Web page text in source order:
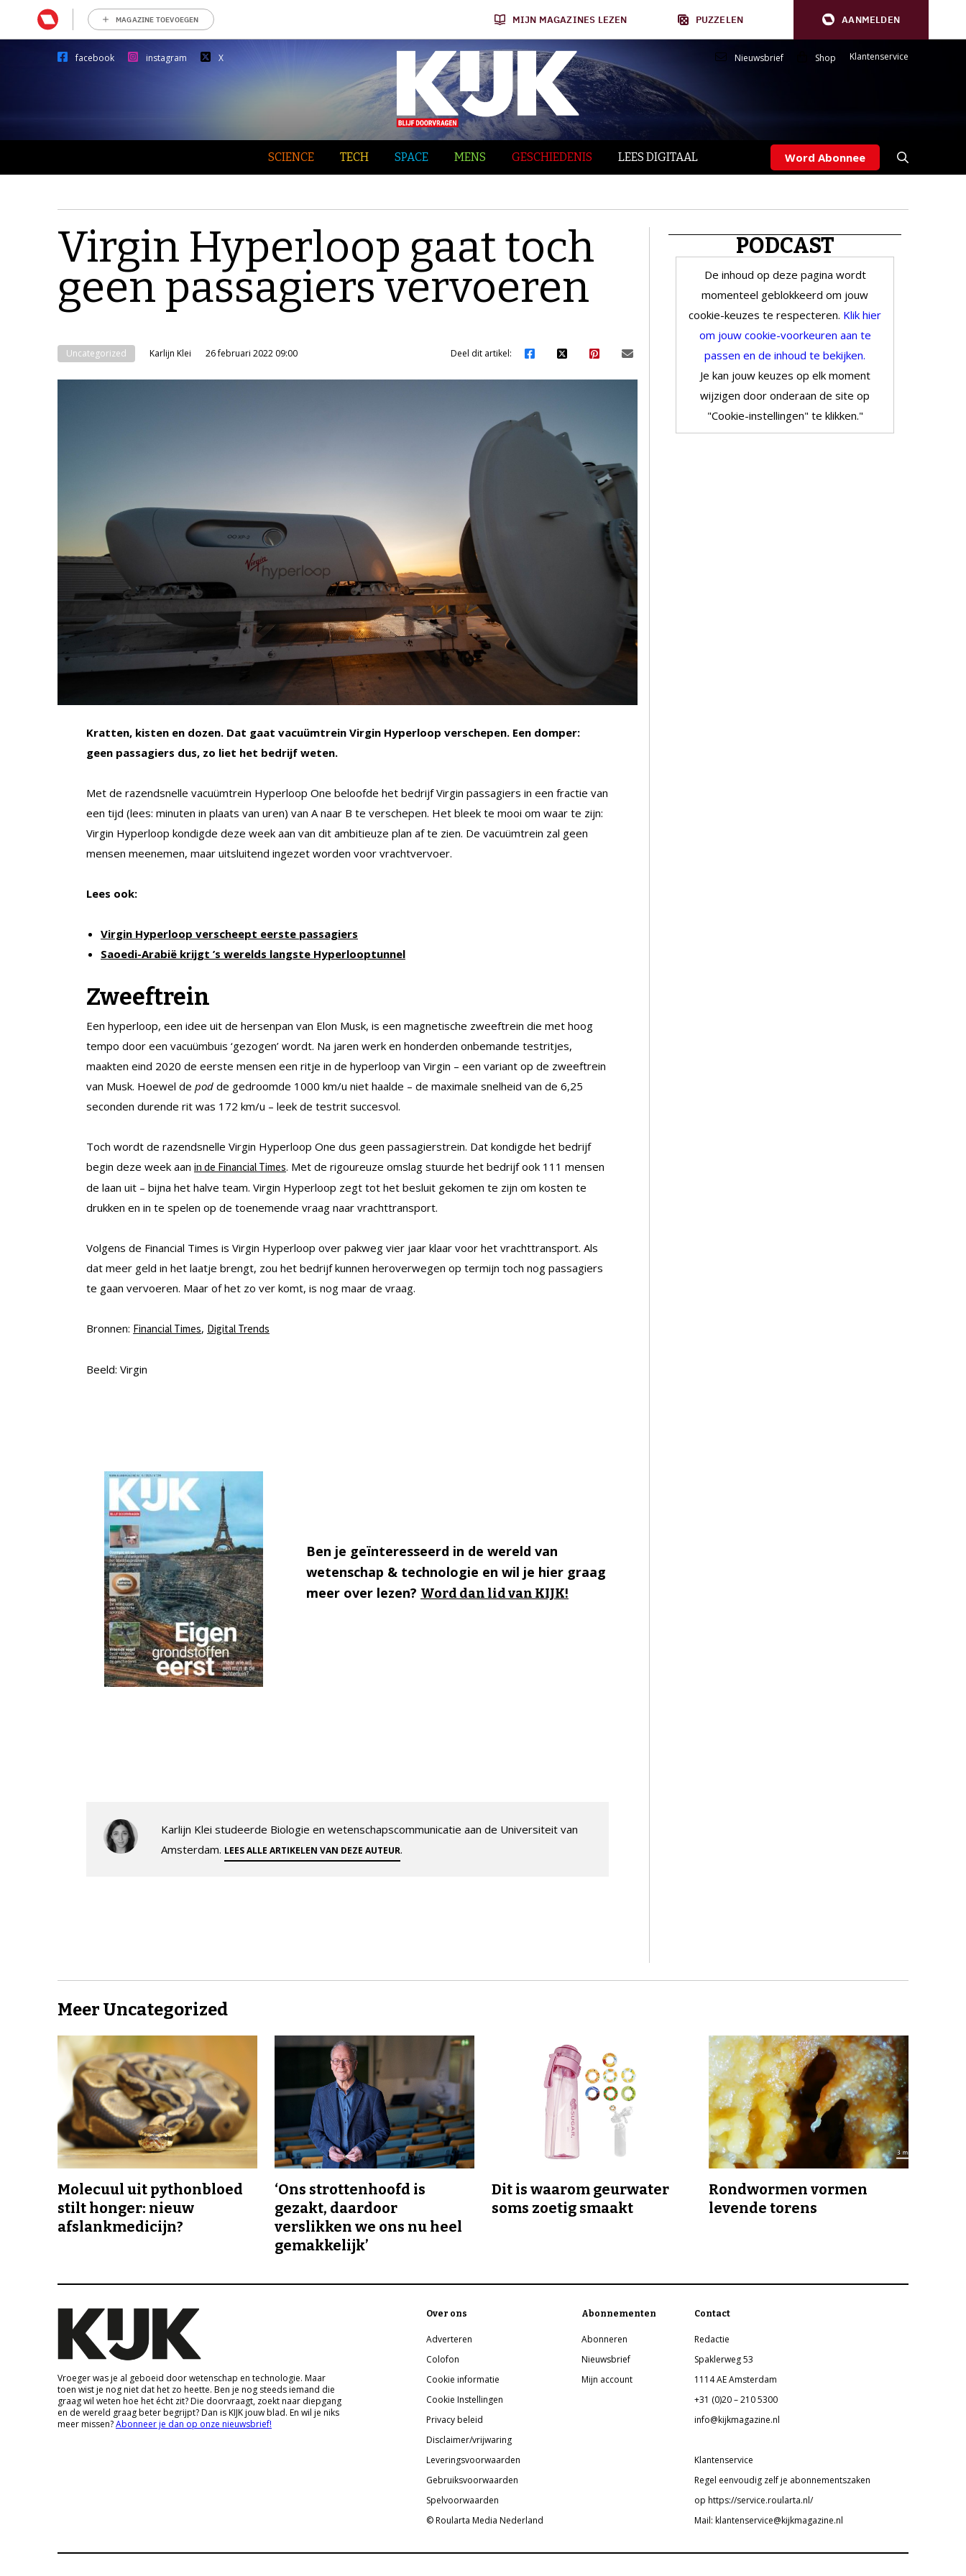
MAGAZINE TOEVOEGEN MIJN MAGAZINES LEZEN PUZZELEN AANMELDEN
facebook instagram X Nieuwsbrief Shop Klantenservice
SCIENCE TECH SPACE MENS GESCHIEDENIS LEES DIGITAAL Word Abonnee
Virgin Hyperloop gaat toch
geen passagiers vervoeren
Uncategorized Karlijn Klei 26 februari 2022 09:00 Deel dit artikel:
Kratten, kisten en dozen. Dat gaat vacuümtrein Virgin Hyperloop verschepen. Een domper:
geen passagiers dus, zo liet het bedrijf weten.
Met de razendsnelle vacuümtrein Hyperloop One beloofde het bedrijf Virgin passagiers in een fractie van
een tijd (lees: minuten in plaats van uren) van A naar B te verschepen. Het bleek te mooi om waar te zijn:
Virgin Hyperloop kondigde deze week aan van dit ambitieuze plan af te zien. De vacuümtrein zal geen
mensen meenemen, maar uitsluitend ingezet worden voor vrachtvervoer.
Lees ook:
Virgin Hyperloop verscheept eerste passagiers
Saoedi-Arabië krijgt ’s werelds langste Hyperlooptunnel
Zweeftrein
Een hyperloop, een idee uit de hersenpan van Elon Musk, is een magnetische zweeftrein die met hoog
tempo door een vacuümbuis ‘gezogen’ wordt. Na jaren werk en honderden onbemande testritjes,
maakten eind 2020 de eerste mensen een ritje in de hyperloop van Virgin – een variant op de zweeftrein
van Musk. Hoewel de pod de gedroomde 1000 km/u niet haalde – de maximale snelheid van de 6,25
seconden durende rit was 172 km/u – leek de testrit succesvol.
Toch wordt de razendsnelle Virgin Hyperloop One dus geen passagierstrein. Dat kondigde het bedrijf
begin deze week aan in de Financial Times. Met de rigoureuze omslag stuurde het bedrijf ook 111 mensen
de laan uit – bijna het halve team. Virgin Hyperloop zegt tot het besluit gekomen te zijn om kosten te
drukken en in te spelen op de toenemende vraag naar vrachttransport.
Volgens de Financial Times is Virgin Hyperloop over pakweg vier jaar klaar voor het vrachttransport. Als
dat meer geld in het laatje brengt, zou het bedrijf kunnen heroverwegen op termijn toch nog passagiers
te gaan vervoeren. Maar of het zo ver komt, is nog maar de vraag.
Bronnen: Financial Times, Digital Trends
Beeld: Virgin
Ben je geïnteresseerd in de wereld van
wetenschap & technologie en wil je hier graag
meer over lezen? Word dan lid van KIJK!
Karlijn Klei studeerde Biologie en wetenschapscommunicatie aan de Universiteit van
Amsterdam. LEES ALLE ARTIKELEN VAN DEZE AUTEUR.
PODCAST
De inhoud op deze pagina wordt
momenteel geblokkeerd om jouw
cookie-keuzes te respecteren. Klik hier
om jouw cookie-voorkeuren aan te
passen en de inhoud te bekijken.
Je kan jouw keuzes op elk moment
wijzigen door onderaan de site op
"Cookie-instellingen" te klikken."
Meer Uncategorized
Molecuul uit pythonbloed
stilt honger: nieuw
afslankmedicijn?
‘Ons strottenhoofd is
gezakt, daardoor
verslikken we ons nu heel
gemakkelijk’
Dit is waarom geurwater
soms zoetig smaakt
Rondwormen vormen
levende torens
Vroeger was je al geboeid door wetenschap en technologie. Maar
toen wist je nog niet dat het zo heette. Ben je nog steeds iemand die
graag wil weten hoe het écht zit? Die doorvraagt, zoekt naar diepgang
en de wereld graag beter begrijpt? Dan is KIJK jouw blad. En wil je niks
meer missen?Abonneer je dan op onze nieuwsbrief!
Over ons
Adverteren
Colofon
Cookie informatie
Cookie Instellingen
Privacy beleid
Disclaimer/vrijwaring
Leveringsvoorwaarden
Gebruiksvoorwaarden
Spelvoorwaarden
© Roularta Media Nederland
Abonnementen
Abonneren
Nieuwsbrief
Mijn account
Contact
Redactie
Spaklerweg 53
1114 AE Amsterdam
+31 (0)20 – 210 5300
info@kijkmagazine.nl
Klantenservice
Regel eenvoudig zelf je abonnementszaken
op https://service.roularta.nl/
Mail: klantenservice@kijkmagazine.nl